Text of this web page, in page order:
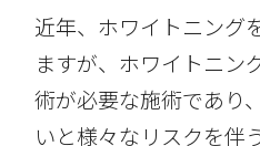
近年、ホワイトニング
ますが、ホワイトニン
術が必要な施術であり
いと様々なリスクを伴